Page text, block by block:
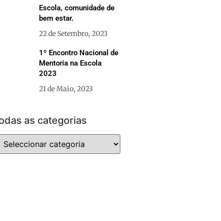
Escola, comunidade de
bem estar.
22 de Setembro, 2023
1º Encontro Nacional de
Mentoria na Escola
2023
21 de Maio, 2023
as categorias